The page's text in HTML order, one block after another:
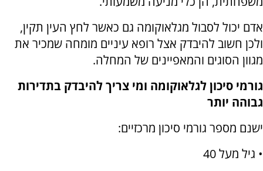
אדם יכול לסבול מגלאוקומה גם כאשר לחץ העין תקין,
ולכן חשוב להיבדק אצל רופא עיניים מומחה שמכיר את
מגוון הסוגים והמאפיינים של המחלה.
גורמי סיכון לגלאוקומה ומי צריך להיבדק בתדירות
גבוהה יותר
ישנם מספר גורמי סיכון מרכזיים:
• גיל מעל 40